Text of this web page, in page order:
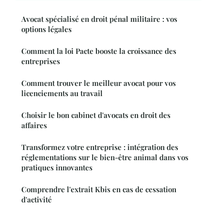
Avocat spécialisé en droit pénal militaire : vos
options légales
Comment la loi Pacte booste la croissance des
entreprises
Comment trouver le meilleur avocat pour vos
licenciements au travail
Choisir le bon cabinet d'avocats en droit des
affaires
Transformez votre entreprise : intégration des
réglementations sur le bien-être animal dans vos
pratiques innovantes
Comprendre l'extrait Kbis en cas de cessation
d'activité